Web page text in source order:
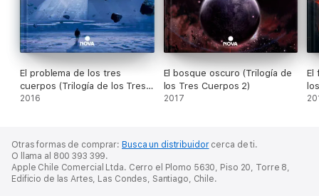
Tim Peake, astronauta de la Agencia Espacial Europea
El problema de los tres
cuerpos (Trilogía de los Tres
Cuerpos 1)
2016
El bosque oscuro (Trilogía de
los Tres Cuerpos 2)
2017
El
Otras formas de comprar: Busca un distribuidorcerca de ti.
O llama al 800 393 399.
Apple Chile Comercial Ltda. Cerro el Plomo 5630, Piso 20, Torre 8,
Edificio de las Artes, Las Condes, Santiago, Chile.